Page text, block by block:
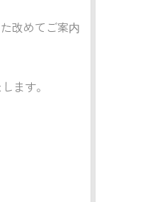
改めてご案内
ます。